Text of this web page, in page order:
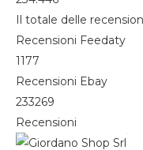
Il totale delle
Recensioni Feedaty
1177
Recensioni Ebay
233269
Recensioni